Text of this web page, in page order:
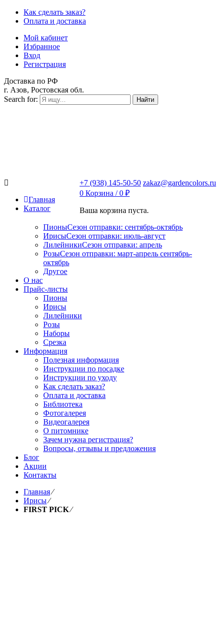
Как сделать заказ?
Оплата и доставка
Мой кабинет
Избранное
Вход
Регистрация
Доставка по РФ
г. Азов, Ростовская обл.
Search for:
Найти
+7 (938) 145-50-50 zakaz@gardencolors.ru
0 Корзина /0 ₽
Ваша корзина пуста.
Главная
Каталог
ПионыСезон отправки: сентябрь-октябрь
ИрисыСезон отправки: июль-август
ЛилейникиСезон отправки: апрель
РозыСезон отправки: март-апрель сентябрь-
октябрь
Другое
О нас
Прайс-листы
Пионы
Ирисы
Лилейники
Розы
Наборы
Срезка
Информация
Полезная информация
Инструкции по посадке
Инструкции по уходу
Как сделать заказ?
Оплата и доставка
Библиотека
Фотогалерея
Видеогалерея
О питомнике
Зачем нужна регистрация?
Вопросы, отзывы и предложения
Блог
Акции
Контакты
Главная⁄
Ирисы⁄
FIRST PICK⁄